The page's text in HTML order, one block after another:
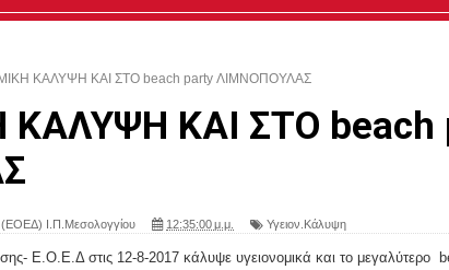
ΚΑΛΥΨΗ ΚΑΙ ΣΤΟ beach party ΛΙΜΝΟΠΟΥΛΑΣ
ΚΑΛΥΨΗ ΚΑΙ ΣΤΟ beach
(ΕΟΕΔ) Ι.Π.Μεσολογγίου 12:35:00 μ.μ. Υγειον.Κάλυψη
Ε.Ο.Ε.Δ στις 12-8-2017 κάλυψε υγειονομικά και το μεγαλύτερο